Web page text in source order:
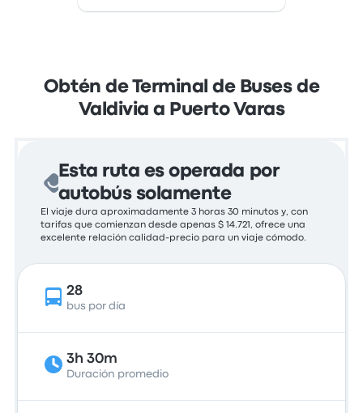
Obtén de Terminal de Buses de
Valdivia a Puerto Varas
Esta ruta es operada por
autobús solamente
El viaje dura aproximadamente 3 horas 30 minutos y, con
tarifas que comienzan desde apenas $ 14.721, ofrece una
excelente relación calidad-precio para un viaje cómodo.
28
bus por día
3h 30m
Duración promedio